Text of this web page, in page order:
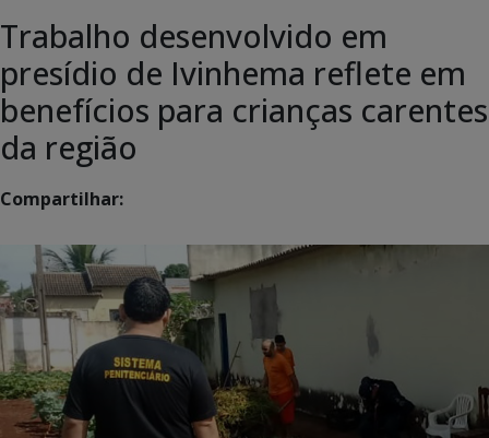
Trabalho desenvolvido em
presídio de Ivinhema reflete em
benefícios para crianças carentes
da região
Compartilhar: